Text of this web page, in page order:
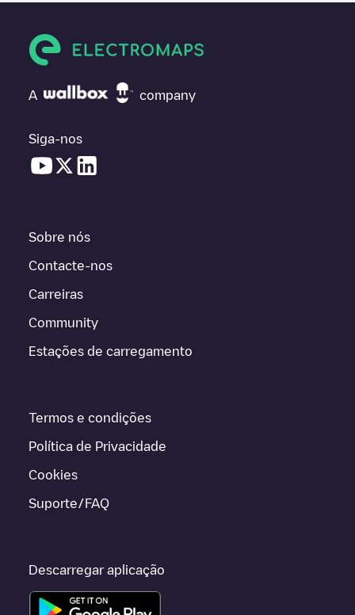
A company
Siga-nos
Sobre nós
Contacte-nos
Carreiras
Community
Estações de carregamento
Termos e condições
Política de Privacidade
Cookies
Suporte/FAQ
Descarregar aplicação